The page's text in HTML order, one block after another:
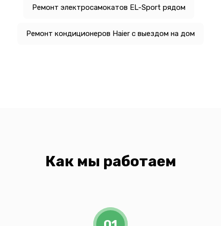
Ремонт электросамокатов EL-Sport рядом
Ремонт кондиционеров Haier с выездом на дом
Как мы работаем